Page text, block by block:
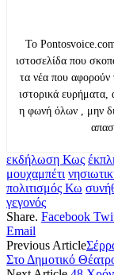
Το
ιστοσελίδα που
τα νέα που αφορούν
ιστορικά ευρήματα,
η φωνή όλων , μην
εκδήλωση Κως
μουχαμπέτι
πολιτισμός Κω
γεγονός
Share. Facebook
Email
Previous Article
Στο Δημοτικό